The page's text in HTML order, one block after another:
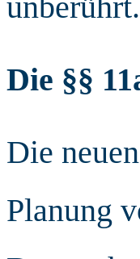
Die §§
Die
Planung